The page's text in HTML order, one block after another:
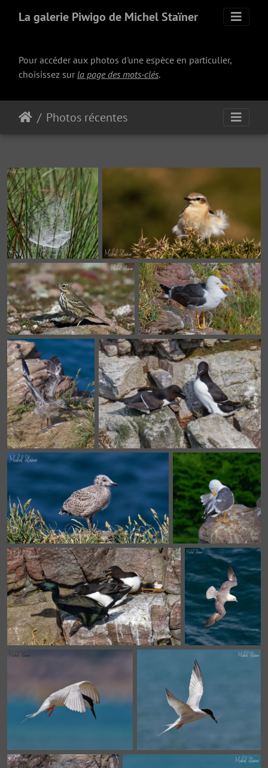
La galerie Piwigo de Michel Staïner
Pour accéder aux photos d'une espèce en particulier,
choisissez surla page des mots-clés.
Photos récentes